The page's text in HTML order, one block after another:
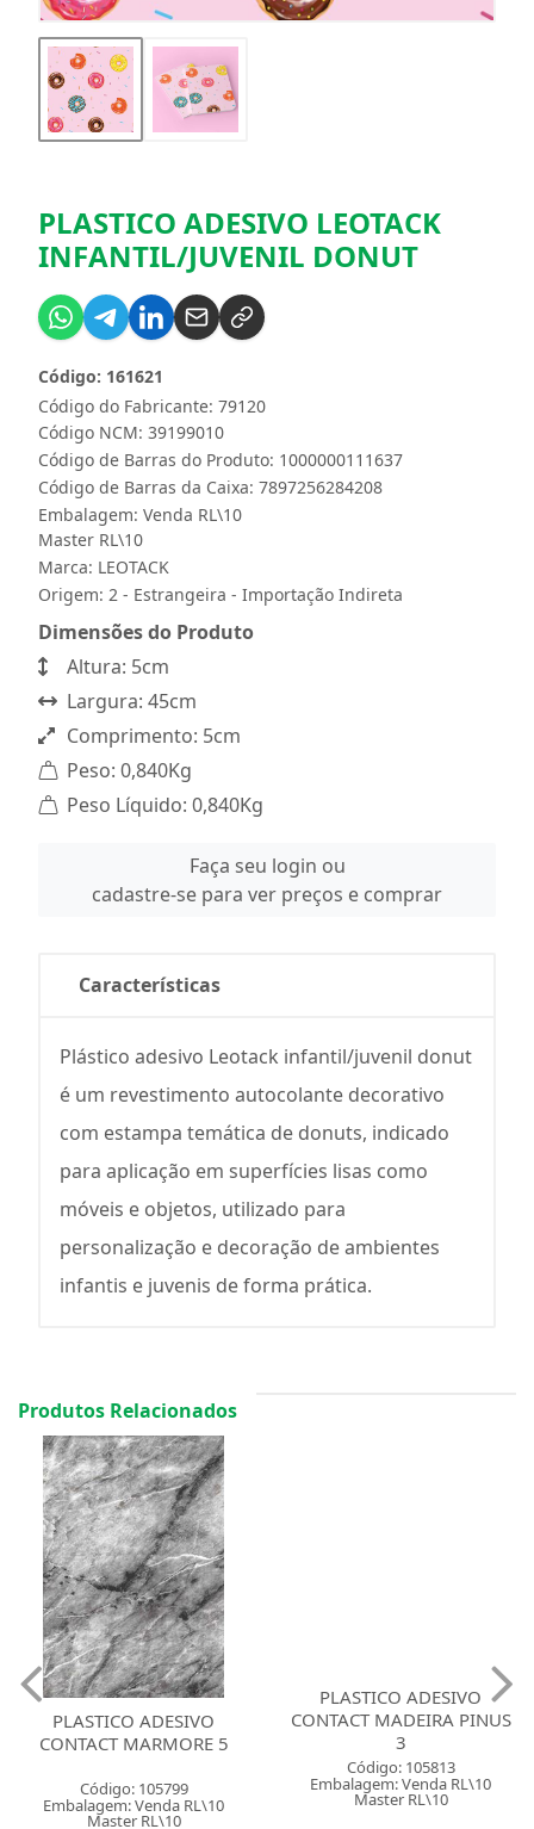
PLASTICO ADESIVO LEOTACK
INFANTIL/JUVENIL DONUT
Código do Fabricante: 79120
Código: 161621
Código NCM: 39199010
Código de Barras do Produto: 1000000111637
Código de Barras da Caixa: 7897256284208
Embalagem: Venda RL\10
Master RL\10
Marca: LEOTACK
Origem: 2 - Estrangeira - Importação Indireta
Dimensões do Produto
Altura: 5cm
Largura: 45cm
Comprimento: 5cm
Peso: 0,840Kg
Peso Líquido: 0,840Kg
Faça seu login ou
cadastre-se para ver preços e comprar
Características
Plástico adesivo Leotack infantil/juvenil donut
é um revestimento autocolante decorativo
com estampa temática de donuts, indicado
para aplicação em superfícies lisas como
móveis e objetos, utilizado para
personalização e decoração de ambientes
infantis e juvenis de forma prática.
Produtos Relacionados
PLASTICO ADESIVO
CONTACT MARMORE 5
Código: 105799
Embalagem: Venda RL\10
Master RL\10
PLASTICO ADESIVO
CONTACT MADEIRA PINUS
3
Código: 105813
Embalagem: Venda RL\10
Master RL\10